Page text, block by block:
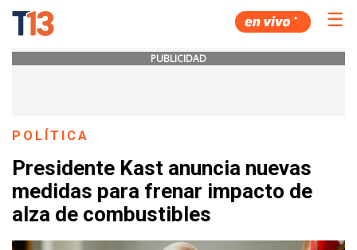
☰
PUBLICIDAD
POLÍTICA
Presidente Kast anuncia nuevas
medidas para frenar impacto de
alza de combustibles